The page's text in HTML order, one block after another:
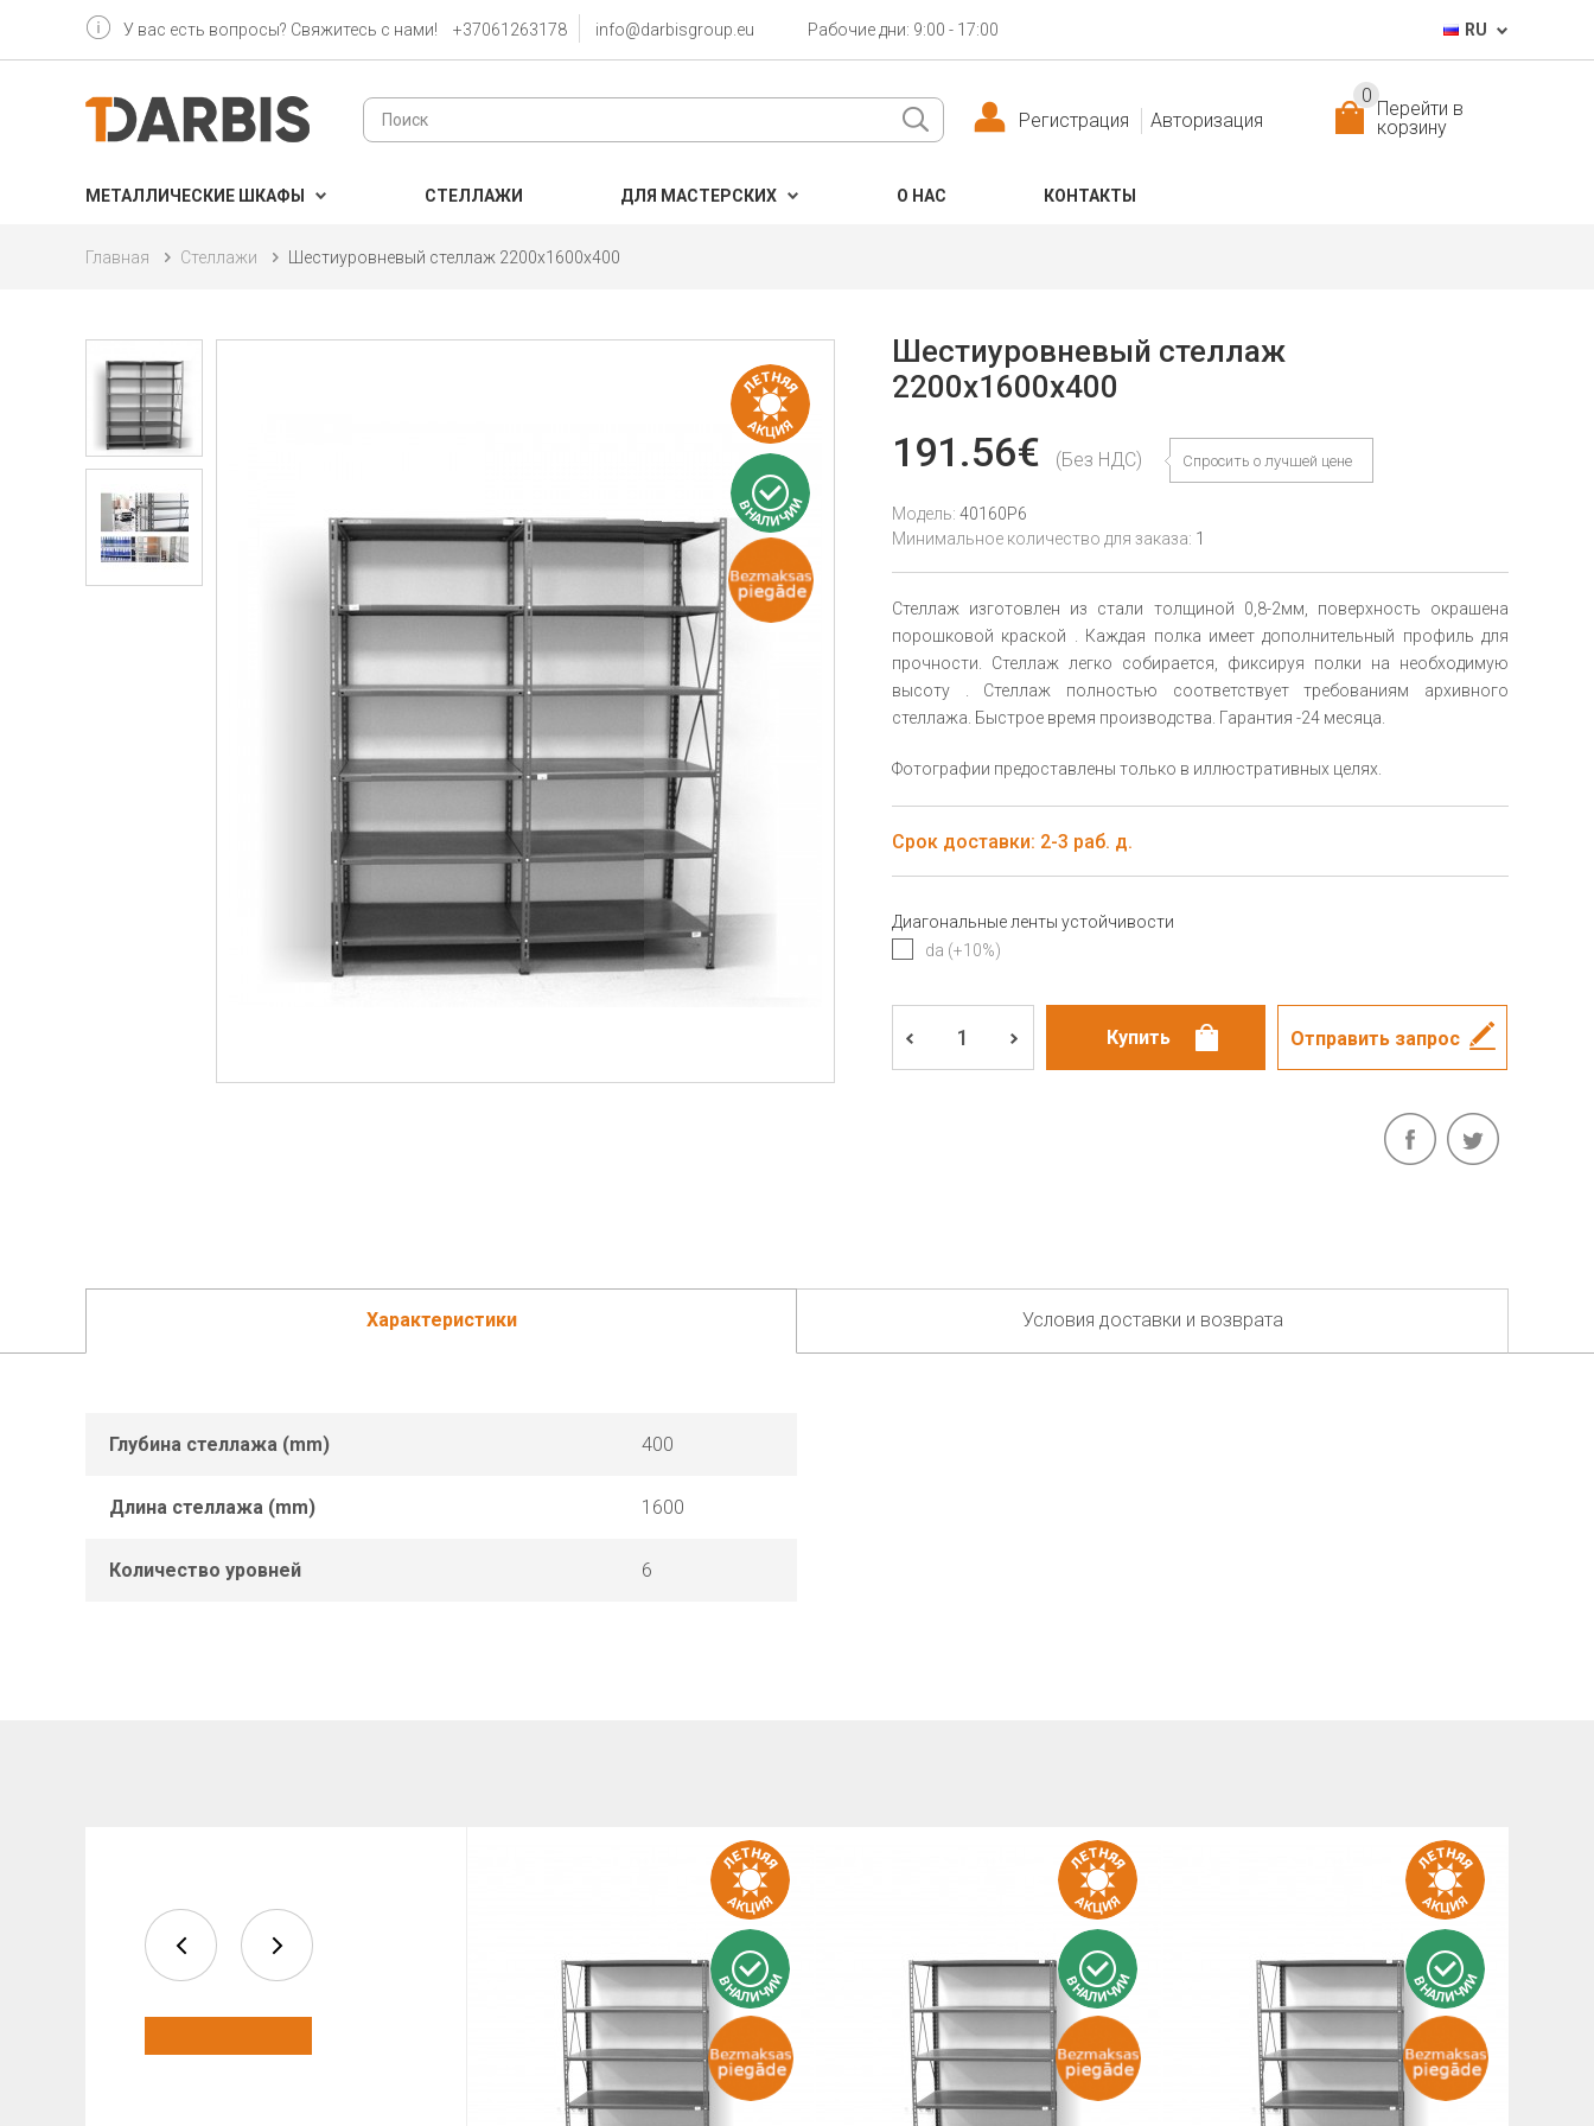
У вас есть вопросы? Свяжитесь с нами! +37061263178 info@darbisgroup.eu Рабочие дни: 9:00 - 17:00 RU
Перейти в
корзину
0
Регистрация
Авторизация
МЕТАЛЛИЧЕСКИЕ ШКАФЫ CТЕЛЛАЖИ ДЛЯ МАСТЕРСКИХ О НАС КОНТАКТЫ
Главная Cтеллажи Шестиуровневый стеллаж 2200x1600x400
Шестиуровневый стеллаж
2200x1600x400
191.56€ (Без НДС) Спросить о лучшей цене
Модель: 40160P6
Минимальное количество для заказа: 1
Стеллаж изготовлен из стали толщиной 0,8-2мм, поверхность окрашена
порошковой краской . Каждая полка имеет дополнительный профиль для
прочности. Стеллаж легко собирается, фиксируя полки на необходимую
высоту . Стеллаж полностью соответствует требованиям архивного
стеллажа. Быстрое время производства. Гарантия -24 месяца.
Фотографии предоставлены только в иллюстративных целях.
Срок доставки: 2-3 раб. д.
Диагональные ленты устойчивости
da (+10%)
Отправить запрос
Характеристики Условия доставки и возврата
Глубина стеллажа (mm) 400
Длина стеллажа (mm) 1600
Количество уровней 6